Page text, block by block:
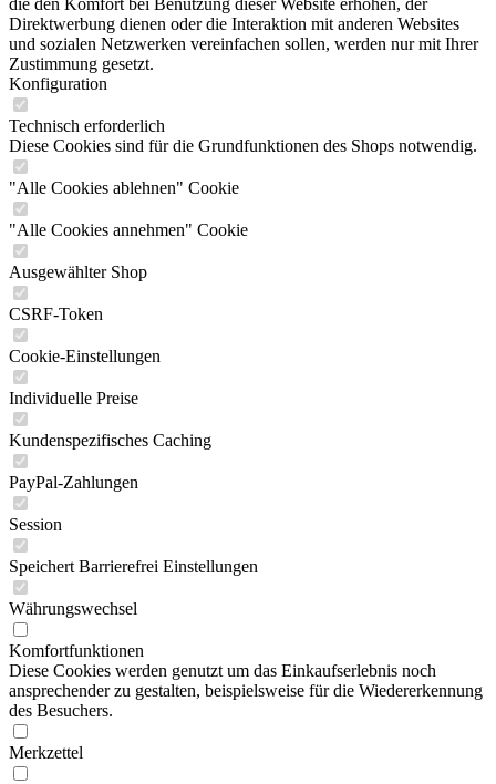
die den Komfort bei Benutzung dieser Website erhöhen, der
Direktwerbung dienen oder die Interaktion mit anderen Websites
und sozialen Netzwerken vereinfachen sollen, werden nur mit Ihrer
Zustimmung gesetzt.
Konfiguration
Technisch erforderlich
Diese Cookies sind für die Grundfunktionen des Shops notwendig.
"Alle Cookies ablehnen" Cookie
"Alle Cookies annehmen" Cookie
Ausgewählter Shop
CSRF-Token
Cookie-Einstellungen
Individuelle Preise
Kundenspezifisches Caching
PayPal-Zahlungen
Session
Speichert Barrierefrei Einstellungen
Währungswechsel
Komfortfunktionen
Diese Cookies werden genutzt um das Einkaufserlebnis noch
ansprechender zu gestalten, beispielsweise für die Wiedererkennung
des Besuchers.
Merkzettel